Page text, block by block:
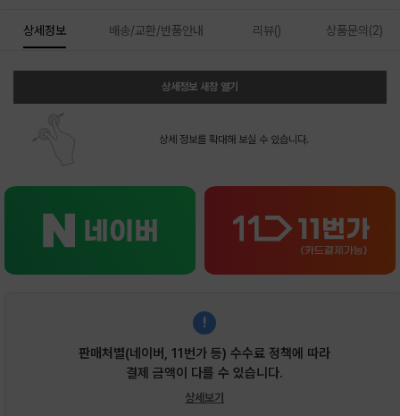
상세정보 배송/교환/반품안내 리뷰() 상품문의(2)
상세정보 새창 열기
상세 정보를 확대해 보실 수 있습니다.
!
판매처별(네이버, 11번가 등) 수수료 정책에 따라
결제 금액이 다를 수 있습니다.
상세보기